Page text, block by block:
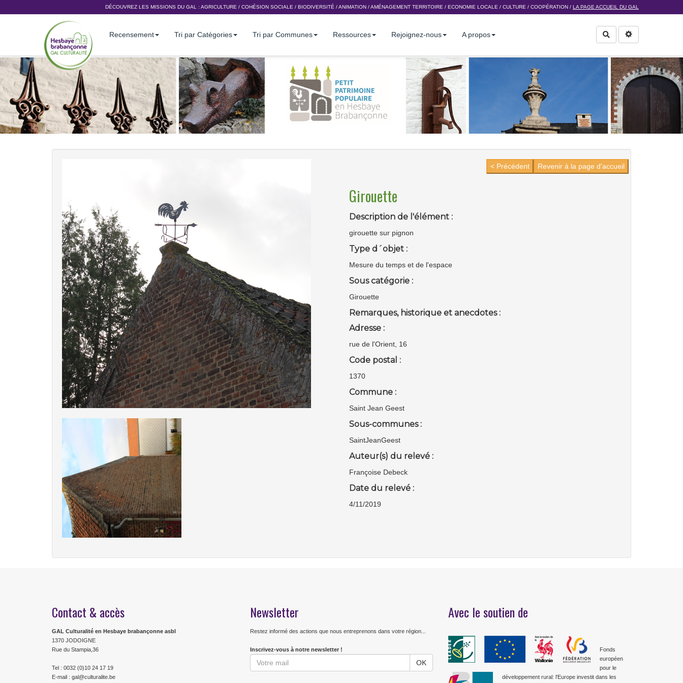
DÉCOUVREZ LES MISSIONS DU GAL : AGRICULTURE / COHÉSION SOCIALE / BIODIVERSITÉ /ANIMATION /AMÉNAGEMENT TERRITOIRE / ECONOMIE LOCALE / CULTURE / COOPÉRATION / LA PAGE ACCUEIL DU GAL
Recensement Tri par Catégories Tri par Communes Ressources Rejoignez-nous A propos Rechercher
Revenir à la page d'accueil
< Précédent
Girouette
Description de l'élément :
girouette sur pignon
Type d´objet :
Mesure du temps et de l'espace
Sous catégorie :
Girouette
Remarques, historique et anecdotes :
Adresse :
rue de l'Orient, 16
Code postal :
1370
Commune :
Saint Jean Geest
Sous-communes :
SaintJeanGeest
Auteur(s) du relevé :
Françoise Debeck
Date du relevé :
4/11/2019
Contact & accès
GAL Culturalité en Hesbaye brabançonne asbl
1370 JODOIGNE
Rue du Stampia,36
Tel : 0032 (0)10 24 17 19
E-mail : gal@culturalite.be
Newsletter
Restez informé des actions que nous entreprenons dans votre région...
Inscrivez-vous à notre newsletter !
Avec le soutien de
Fonds
européen
pour le
développement rural: l'Europe investit dans les